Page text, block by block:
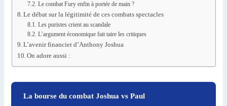
Le combat Fury enfin à portée de main ?
Le débat sur la légitimité de ces combats spectacles
Les puristes crient au scandale
L’argument économique fait taire les critiques
L’avenir financier d’Anthony Joshua
On adore aussi :
La bourse du combat Joshua vs Paul